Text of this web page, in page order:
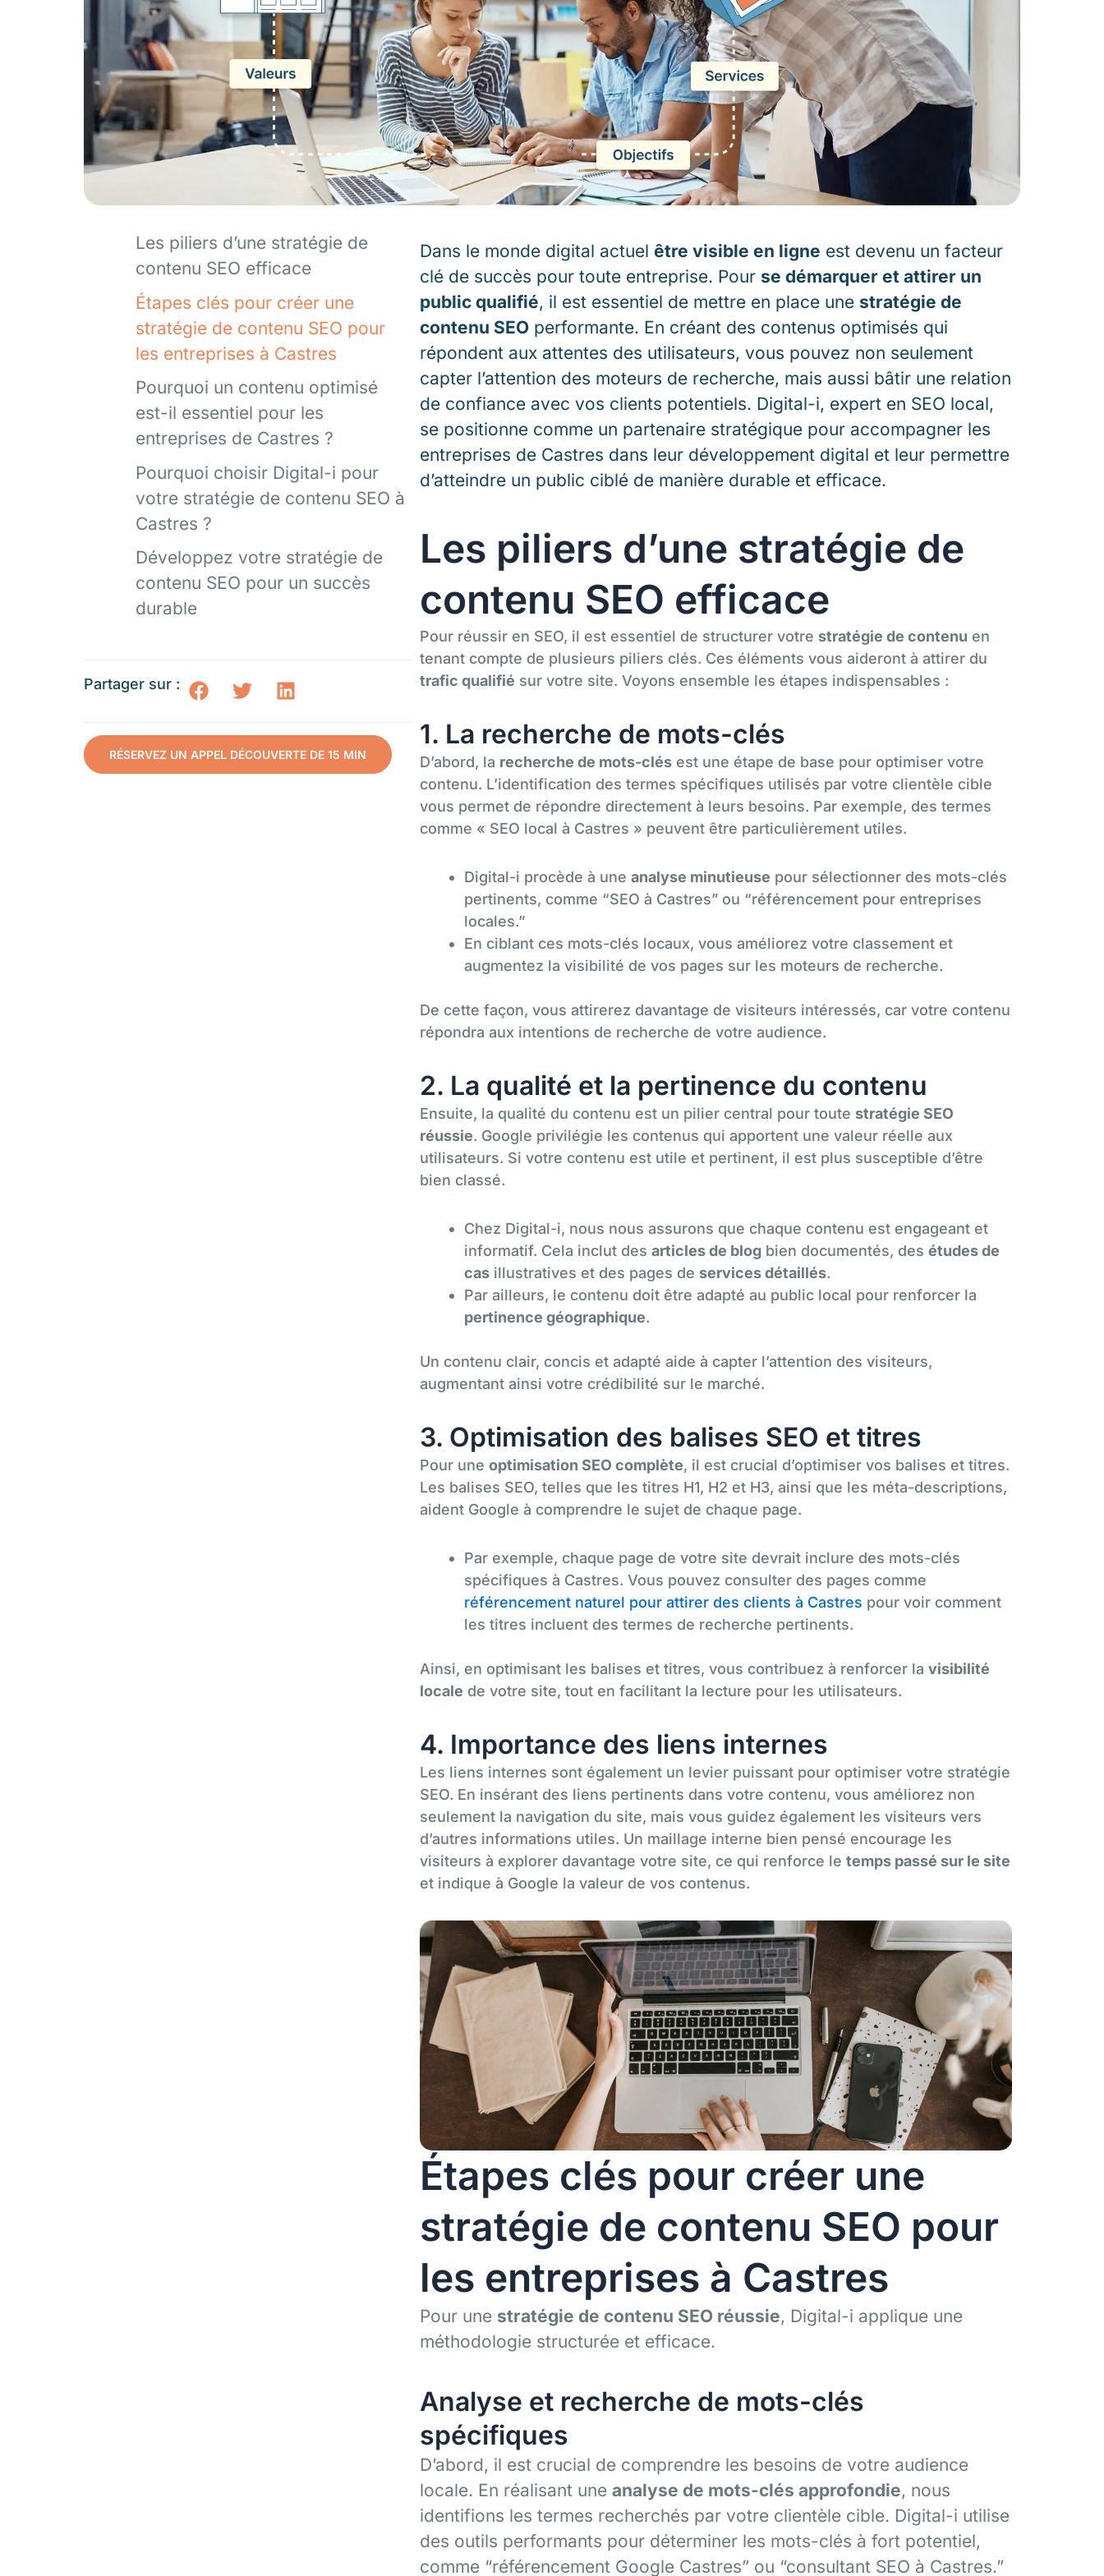
Les piliers d’une stratégie de
contenu SEO efficace
Étapes clés pour créer une
stratégie de contenu SEO pour
les entreprises à Castres
Pourquoi un contenu optimisé
est-il essentiel pour les
entreprises de Castres ?
Pourquoi choisir Digital-i pour
votre stratégie de contenu SEO à
Castres ?
Développez votre stratégie de
contenu SEO pour un succès
durable
Partager sur :
RÉSERVEZ UN APPEL DÉCOUVERTE DE 15 MIN
Dans le monde digital actuel être visible en ligne est devenu un facteur
clé de succès pour toute entreprise. Pour se démarquer et attirer un
public qualifié, il est essentiel de mettre en place une stratégie de
contenu SEO performante. En créant des contenus optimisés qui
répondent aux attentes des utilisateurs, vous pouvez non seulement
capter l’attention des moteurs de recherche, mais aussi bâtir une relation
de confiance avec vos clients potentiels. Digital-i, expert en SEO local,
se positionne comme un partenaire stratégique pour accompagner les
entreprises de Castres dans leur développement digital et leur permettre
d’atteindre un public ciblé de manière durable et efficace.
Les piliers d’une stratégie de
contenu SEO efficace
Pour réussir en SEO, il est essentiel de structurer votre stratégie de contenu en
tenant compte de plusieurs piliers clés. Ces éléments vous aideront à attirer du
trafic qualifié sur votre site. Voyons ensemble les étapes indispensables :
1. La recherche de mots-clés
D’abord, la recherche de mots-clés est une étape de base pour optimiser votre
contenu. L’identification des termes spécifiques utilisés par votre clientèle cible
vous permet de répondre directement à leurs besoins. Par exemple, des termes
comme « SEO local à Castres » peuvent être particulièrement utiles.
Digital-i procède à une analyse minutieuse pour sélectionner des mots-clés
pertinents, comme “SEO à Castres” ou “référencement pour entreprises
locales.”
En ciblant ces mots-clés locaux, vous améliorez votre classement et
augmentez la visibilité de vos pages sur les moteurs de recherche.
De cette façon, vous attirerez davantage de visiteurs intéressés, car votre contenu
répondra aux intentions de recherche de votre audience.
2. La qualité et la pertinence du contenu
Ensuite, la qualité du contenu est un pilier central pour toute stratégie SEO
réussie. Google privilégie les contenus qui apportent une valeur réelle aux
utilisateurs. Si votre contenu est utile et pertinent, il est plus susceptible d’être
bien classé.
Chez Digital-i, nous nous assurons que chaque contenu est engageant et
informatif. Cela inclut des articles de blog bien documentés, des études de
cas illustratives et des pages de services détaillés.
Par ailleurs, le contenu doit être adapté au public local pour renforcer la
pertinence géographique.
Un contenu clair, concis et adapté aide à capter l’attention des visiteurs,
augmentant ainsi votre crédibilité sur le marché.
3. Optimisation des balises SEO et titres
Pour une optimisation SEO complète, il est crucial d’optimiser vos balises et titres.
Les balises SEO, telles que les titres H1, H2 et H3, ainsi que les méta-descriptions,
aident Google à comprendre le sujet de chaque page.
Par exemple, chaque page de votre site devrait inclure des mots-clés
spécifiques à Castres. Vous pouvez consulter des pages comme
référencement naturel pour attirer des clients à Castres pour voir comment
les titres incluent des termes de recherche pertinents.
Ainsi, en optimisant les balises et titres, vous contribuez à renforcer la visibilité
locale de votre site, tout en facilitant la lecture pour les utilisateurs.
4. Importance des liens internes
Les liens internes sont également un levier puissant pour optimiser votre stratégie
SEO. En insérant des liens pertinents dans votre contenu, vous améliorez non
seulement la navigation du site, mais vous guidez également les visiteurs vers
d’autres informations utiles. Un maillage interne bien pensé encourage les
visiteurs à explorer davantage votre site, ce qui renforce le temps passé sur le site
et indique à Google la valeur de vos contenus.
Étapes clés pour créer une
stratégie de contenu SEO pour
les entreprises à Castres
Pour une stratégie de contenu SEO réussie, Digital-i applique une
méthodologie structurée et efficace.
Analyse et recherche de mots-clés
spécifiques
D’abord, il est crucial de comprendre les besoins de votre audience
locale. En réalisant une analyse de mots-clés approfondie, nous
identifions les termes recherchés par votre clientèle cible. Digital-i utilise
des outils performants pour déterminer les mots-clés à fort potentiel,
comme “référencement Google Castres” ou “consultant SEO à Castres.”